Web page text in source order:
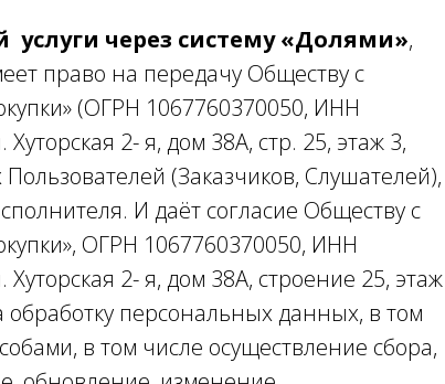
через систему «Долями»,
право на передачу Обществу с
(ОГРН 1067760370050, ИНН
2- я, дом 38А, стр. 25, этаж 3,
(Заказчиков, Слушателей),
И даёт согласие Обществу с
ОГРН 1067760370050, ИНН
2- я, дом 38А, строение 25, этаж
персональных данных, в том
в том числе осуществление сбора,